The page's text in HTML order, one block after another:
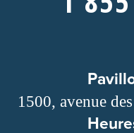
1500, avenue